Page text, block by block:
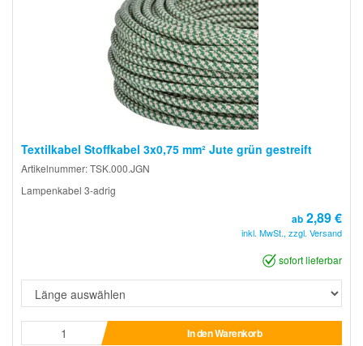
Textilkabel Stoffkabel 3x0,75 mm² Jute grün gestreift
Artikelnummer: TSK.000.JGN
Lampenkabel 3-adrig
ab 2,89 €
inkl. MwSt., zzgl. Versand
sofort lieferbar
In den Warenkorb